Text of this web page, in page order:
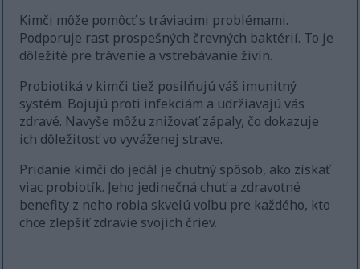
Kimči môže pomôcť s tráviacimi problémami.
Podporuje rast prospešných črevných baktérií. To je
dôležité pre trávenie a vstrebávanie živín.
Probiotiká v kimči tiež posilňujú váš imunitný
systém. Bojujú proti infekciám a udržiavajú vás
zdravé. Navyše môžu znižovať zápaly, čo dokazuje
ich dôležitosť vo vyváženej strave.
Pridanie kimči do jedál je chutný spôsob, ako získať
viac probiotík. Jeho jedinečná chuť a zdravotné
benefity z neho robia skvelú voľbu pre každého, kto
chce zlepšiť zdravie svojich čriev.